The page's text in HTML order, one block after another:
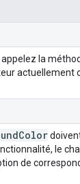
la
actuellement
Color
le
de